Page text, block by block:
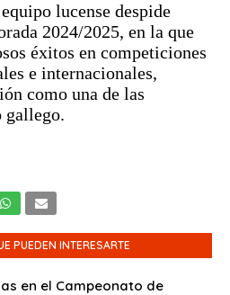
lucense despide
2024/2025, en la que
éxitos en competiciones
e internacionales,
como una de las
gallego.
PUEDEN INTERESARTE
en el Campeonato de